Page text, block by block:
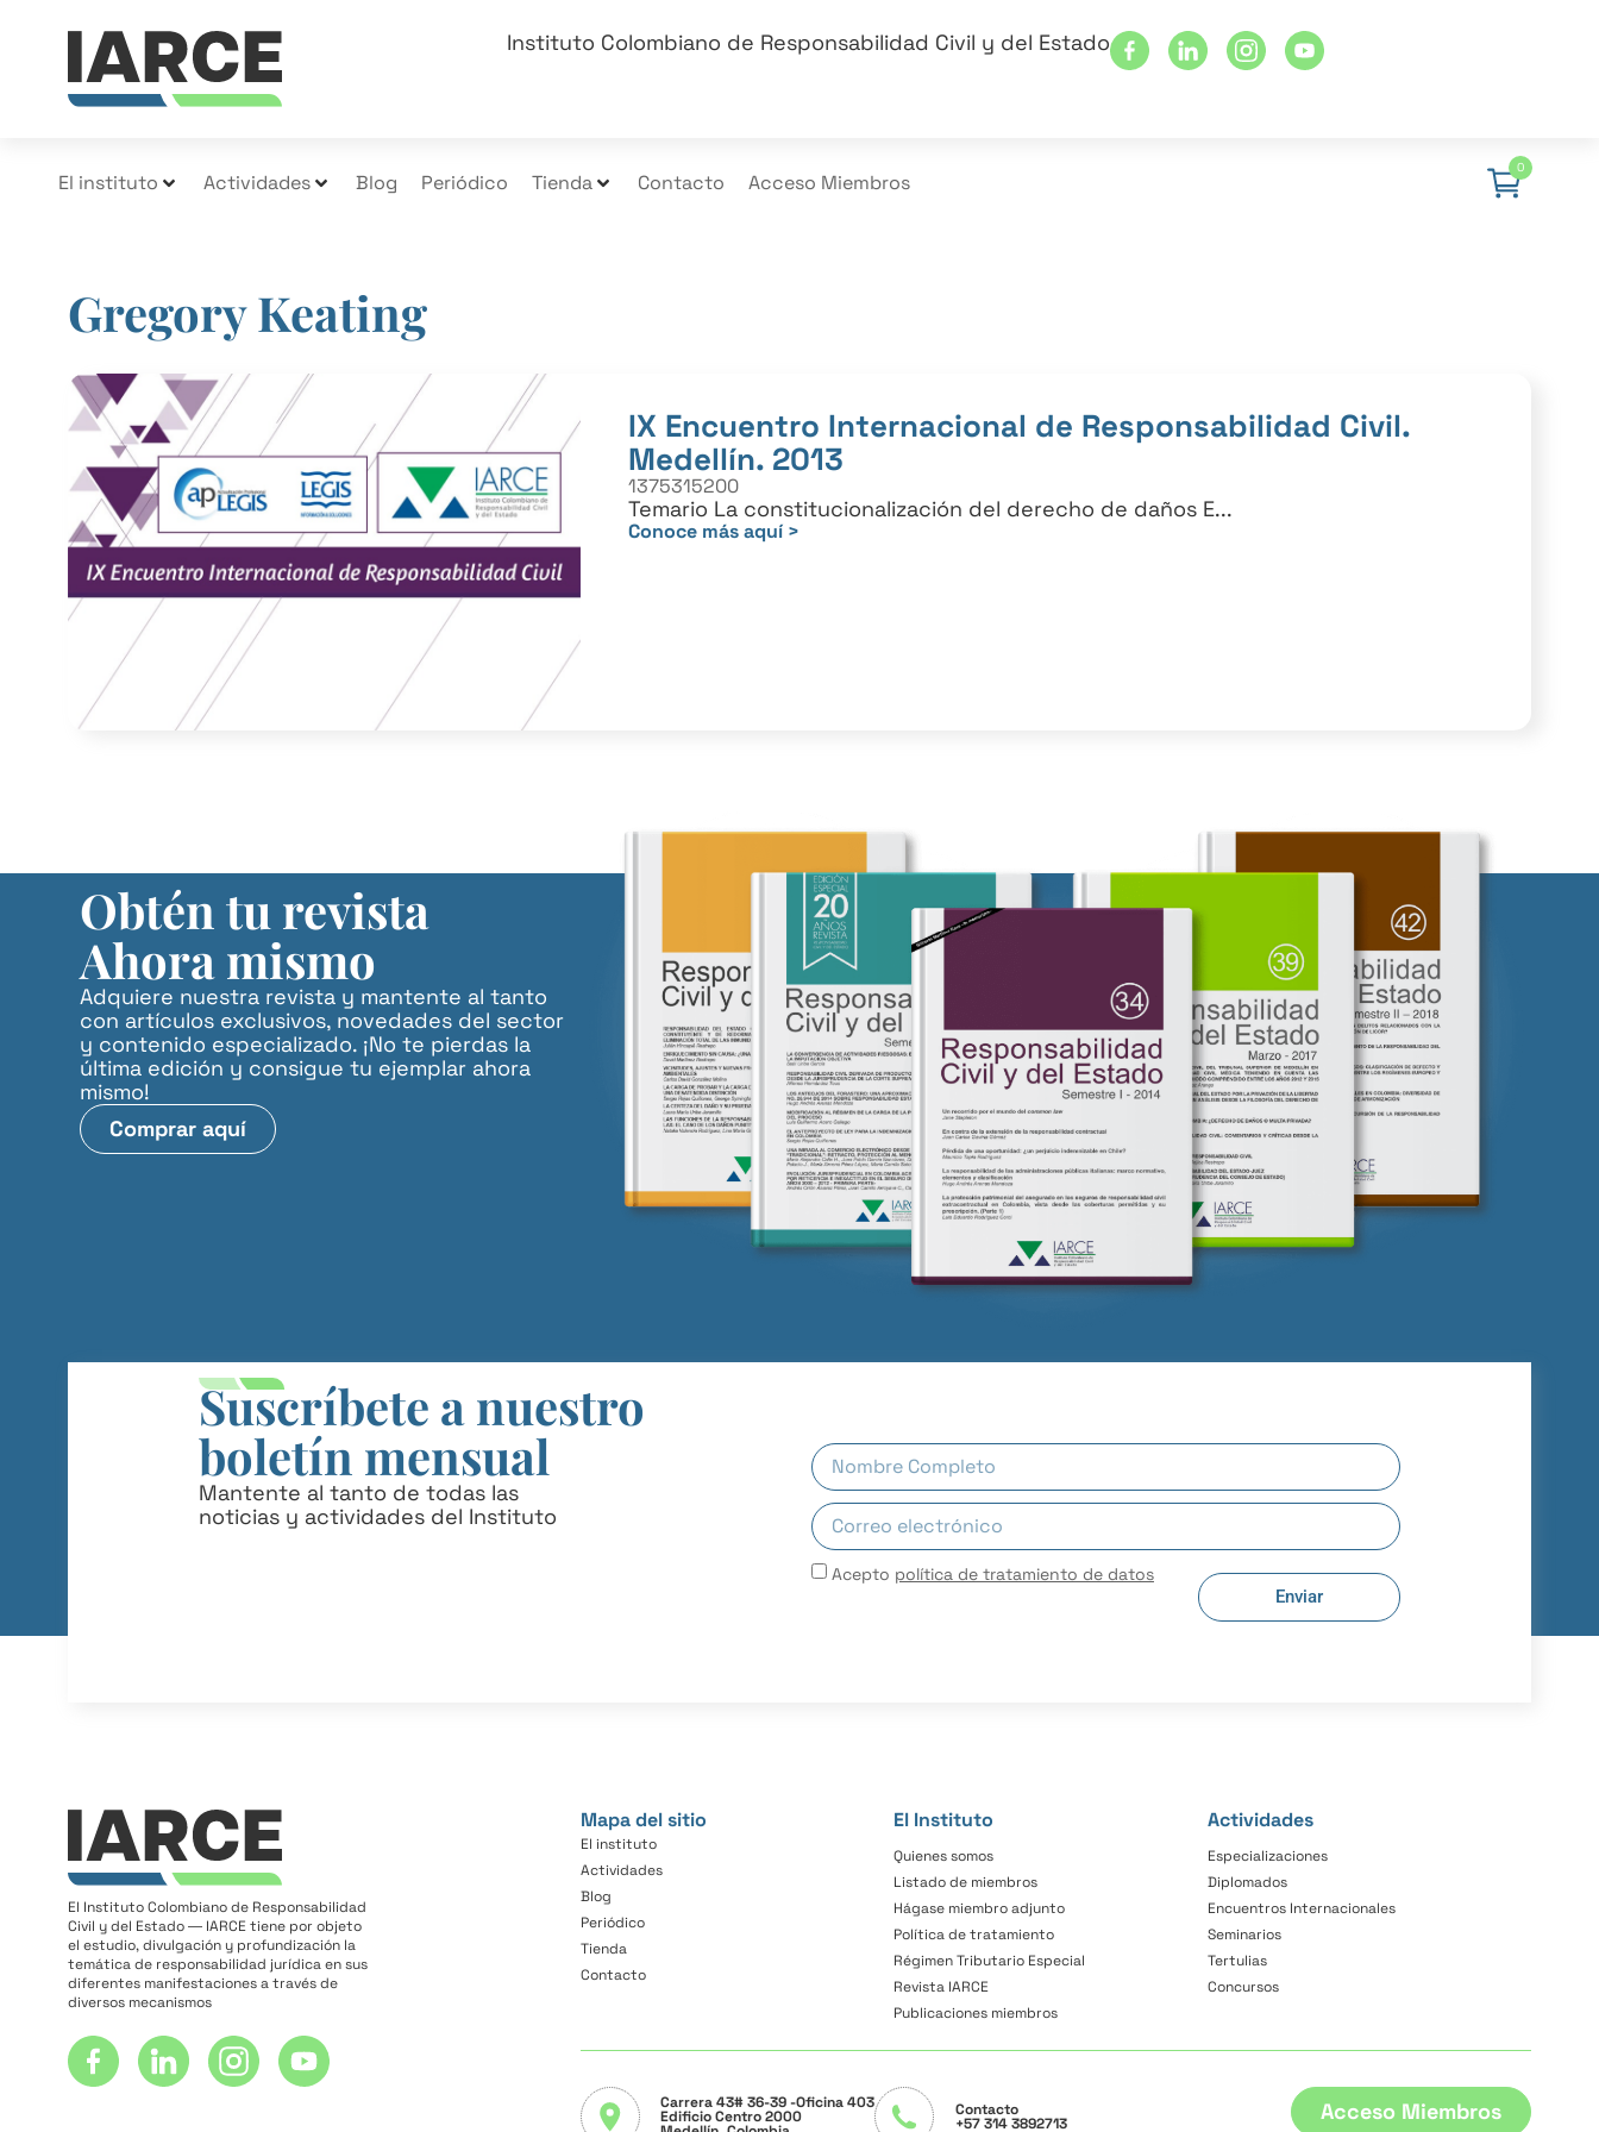
Instituto Colombiano de Responsabilidad Civil y del Estado
El instituto Actividades Blog Periódico Tienda Contacto Acceso Miembros
0
Gregory Keating
IX Encuentro Internacional de Responsabilidad Civil.
Medellín. 2013
1375315200
Temario La constitucionalización del derecho de daños E...
Conoce más aquí >
Obtén tu revista
Ahora mismo
Adquiere nuestra revista y mantente al tanto
con artículos exclusivos, novedades del sector
y contenido especializado. ¡No te pierdas la
última edición y consigue tu ejemplar ahora
mismo!
Comprar aquí
Suscríbete a nuestro
boletín mensual
Mantente al tanto de todas las
noticias y actividades del Instituto
Acepto política de tratamiento de datos
Enviar
El Instituto Colombiano de Responsabilidad
Civil y del Estado ― IARCE tiene por objeto
el estudio, divulgación y profundización la
temática de responsabilidad jurídica en sus
diferentes manifestaciones a través de
diversos mecanismos
Mapa del sitio
El instituto
Actividades
Blog
Periódico
Tienda
Contacto
El Instituto
Quienes somos
Listado de miembros
Hágase miembro adjunto
Política de tratamiento
Régimen Tributario Especial
Revista IARCE
Publicaciones miembros
Actividades
Especializaciones
Diplomados
Encuentros Internacionales
Seminarios
Tertulias
Concursos
Carrera 43# 36-39-Oficina 403
Edificio Centro 2000 Contacto
+57 314 3892713 Acceso Miembros